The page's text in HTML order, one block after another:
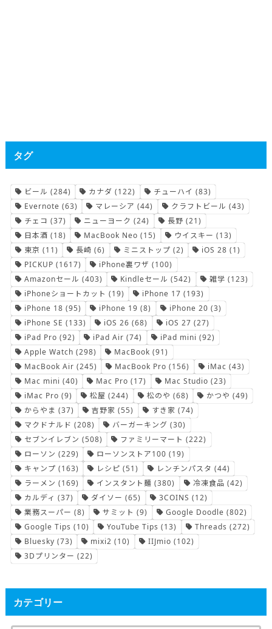
タグ
ビール (284) カナダ (122) チューハイ (83)
Evernote (63) マレーシア (44) クラフトビール (43)
チェコ (37) ニューヨーク (24) 長野 (21)
日本酒 (18) MacBook Neo (15) ウイスキー (13)
東京 (11) 長崎 (6) ミニストップ (2) iOS 28 (1)
PICKUP (1617) iPhone裏ワザ (100)
Amazonセール (403) Kindleセール (542) 雑学 (123)
iPhoneショートカット (19) iPhone 17 (193)
iPhone 18 (95) iPhone 19 (8) iPhone 20 (3)
iPhone SE (133) iOS 26 (68) iOS 27 (27)
iPad Pro (92) iPad Air (74) iPad mini (92)
Apple Watch (298) MacBook (91)
MacBook Air (245) MacBook Pro (156) iMac (43)
Mac mini (40) Mac Pro (17) Mac Studio (23)
iMac Pro (9) 松屋 (244) 松のや (68) かつや (49)
からやま (37) 吉野家 (55) すき家 (74)
マクドナルド (208) バーガーキング (30)
セブンイレブン (508) ファミリーマート (222)
ローソン (229) ローソンストア100 (19)
キャンプ (163) レシピ (51) レンチンパスタ (44)
ラーメン (169) インスタント麺 (380) 冷凍食品 (42)
カルディ (37) ダイソー (65) 3COINS (12)
業務スーパー (8) サミット (9) Google Doodle (802)
Google Tips (10) YouTube Tips (13) Threads (272)
Bluesky (73) mixi2 (10) IIJmio (102)
3Dプリンター (22)
カテゴリー